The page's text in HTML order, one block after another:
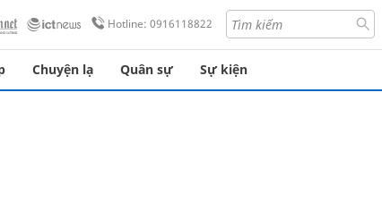
Hotline: 0916118822
Chuyện lạ Quân sự Sự kiện